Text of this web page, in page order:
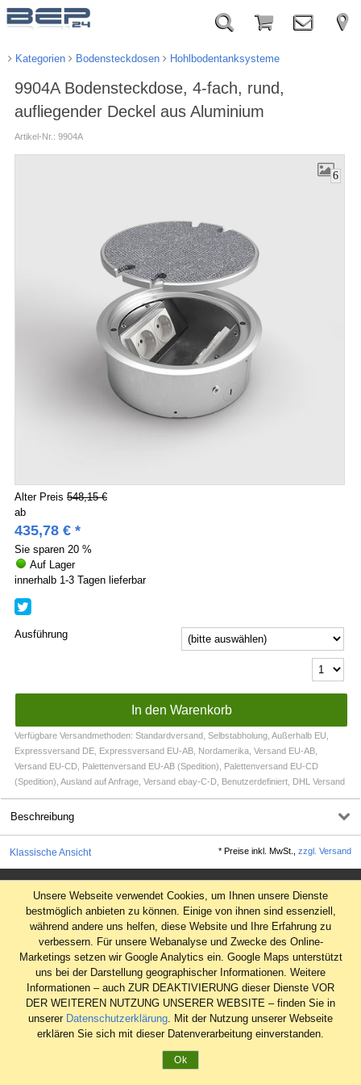
Kategorien Bodensteckdosen Hohlbodentanksysteme
9904A Bodensteckdose, 4-fach, rund,
aufliegender Deckel aus Aluminium
Artikel-Nr.: 9904A
6
Alter Preis 548,15 €
ab
435,78 €*
Sie sparen 20 %
Auf Lager
innerhalb 1-3 Tagen lieferbar
Ausführung
Verfügbare Versandmethoden: Standardversand, Selbstabholung, Außerhalb EU,
Expressversand DE, Expressversand EU-AB, Nordamerika, Versand EU-AB,
Versand EU-CD, Palettenversand EU-AB (Spedition), Palettenversand EU-CD
(Spedition), Ausland auf Anfrage, Versand ebay-C-D, Benutzerdefiniert, DHL Versand
Beschreibung
Klassische Ansicht *Preise inkl. MwSt.,zzgl. Versand
AGB
Datenschutz
Widerrufsrecht
Unsere Webseite verwendet Cookies, um Ihnen unsere Dienste
bestmöglich anbieten zu können. Einige von ihnen sind essenziell,
während andere uns helfen, diese Website und Ihre Erfahrung zu
verbessern. Für unsere Webanalyse und Zwecke des Online-
Marketings setzen wir Google Analytics ein. Google Maps unterstützt
uns bei der Darstellung geographischer Informationen. Weitere
Informationen – auch ZUR DEAKTIVIERUNG dieser Dienste VOR
DER WEITEREN NUTZUNG UNSERER WEBSITE – finden Sie in
unserer Datenschutzerklärung. Mit der Nutzung unserer Webseite
erklären Sie sich mit dieser Datenverarbeitung einverstanden.
Ok